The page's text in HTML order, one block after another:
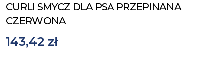
CURLI SMYCZ DLA PSA PRZEPINANA
CZERWONA
143,42 zł